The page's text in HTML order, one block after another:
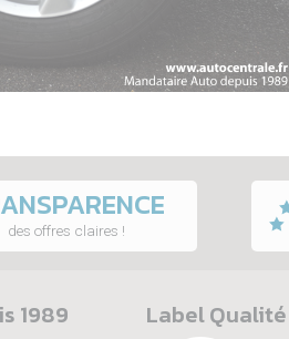
des offres claires !
1989 Label Qualité